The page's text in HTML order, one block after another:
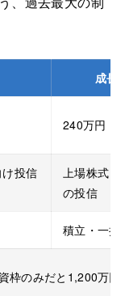
成長
240万円
投信
上場株式
の投信
積立・一括
枠のみだと1,200万円